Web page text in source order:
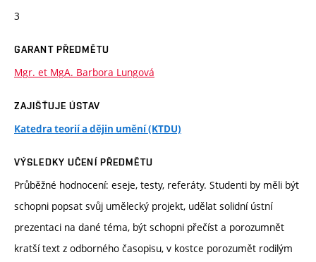
3
GARANT PŘEDMĚTU
Mgr. et MgA. Barbora Lungová
ZAJIŠŤUJE ÚSTAV
Katedra teorií a dějin umění (KTDU)
VÝSLEDKY UČENÍ PŘEDMĚTU
Průběžné hodnocení: eseje, testy, referáty. Studenti by měli být
schopni popsat svůj umělecký projekt, udělat solidní ústní
prezentaci na dané téma, být schopni přečíst a porozumnět
kratší text z odborného časopisu, v kostce porozumět rodilým